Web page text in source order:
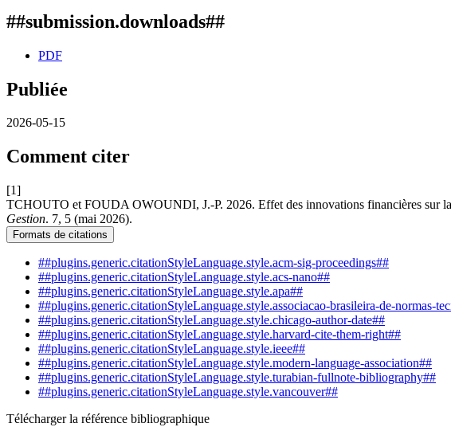
##submission.downloads##
PDF
Publiée
2026-05-15
Comment citer
[1]
TCHOUTO et FOUDA OWOUNDI, J.-P. 2026. Effet des innovations financières sur
Gestion. 7, 5 (mai 2026).
Formats de citations
##plugins.generic.citationStyleLanguage.style.acm-sig-proceedings##
##plugins.generic.citationStyleLanguage.style.acs-nano##
##plugins.generic.citationStyleLanguage.style.apa##
##plugins.generic.citationStyleLanguage.style.associacao-brasileira-de-normas-
##plugins.generic.citationStyleLanguage.style.chicago-author-date##
##plugins.generic.citationStyleLanguage.style.harvard-cite-them-right##
##plugins.generic.citationStyleLanguage.style.ieee##
##plugins.generic.citationStyleLanguage.style.modern-language-association##
##plugins.generic.citationStyleLanguage.style.turabian-fullnote-bibliography##
##plugins.generic.citationStyleLanguage.style.vancouver##
Télécharger la référence bibliographique